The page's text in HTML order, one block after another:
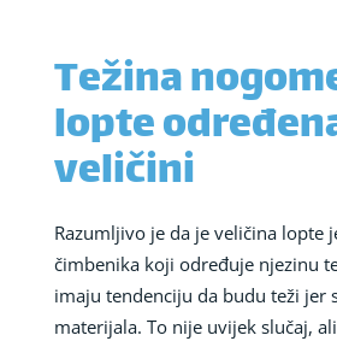
Težina
lopte
veličini
Razumljivo je da je veličina lopte
čimbenika koji određuje njezinu
imaju tendenciju da budu teži jer
materijala. To nije uvijek slučaj,